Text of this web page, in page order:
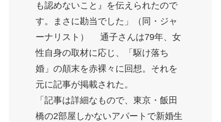
も認めないこと』を伝えられたので
す。まさに勘当でした」（同・ジャ
ーナリスト） 通子さんは79年、女
性自身の取材に応じ、「駆け落ち
婚」の顛末を赤裸々に回想。それを
元に記事が掲載された。
「記事は詳細なもので、東京・飯田
橋の2部屋しかないアパートで新婚生